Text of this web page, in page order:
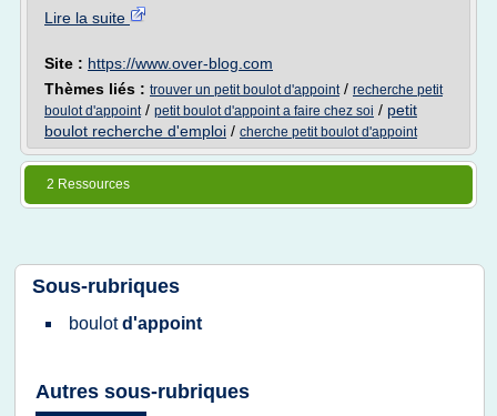
Lire la suite
Site : https://www.over-blog.com
Thèmes liés : trouver un petit boulot d'appoint/ recherche petit
boulot d'appoint/ petit boulot d'appoint a faire chez soi / petit
boulot recherche d'emploi / cherche petit boulot d'appoint
2 Ressources
Sous-rubriques
boulotd'appoint
Autres sous-rubriques